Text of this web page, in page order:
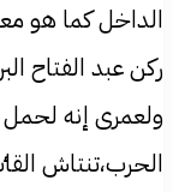
الداخل كما هو
ركن عبد الفتاح
ولعمری إنه لحمل
الحرب،تنتاش